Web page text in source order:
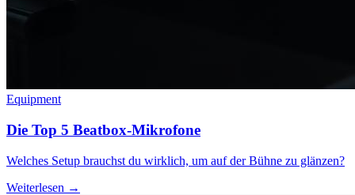
Equipment
Die Top 5 Beatbox-Mikrofone
Welches Setup brauchst du wirklich, um auf der Bühne zu glänzen?
Weiterlesen →